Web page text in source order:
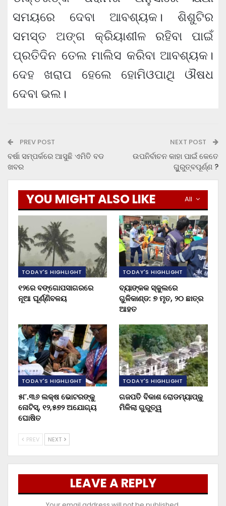
ସମୟରେ ଦେବା ଆବଶ୍ୟକ। ଶିଶୁଟିର
ସମସ୍ତ ଅଙ୍ଗ କ୍ରିୟାଶୀଳ ରହିବା ପାଇଁ
ପ୍ରତିଦିନ ତେଲ ମାଲିସ କରିବା ଆବଶ୍ୟକ।
ଦେହ ଖରାପ ହେଲେ ହୋମିଓପାଥି ଔଷଧ
ଦେବା ଭଲ।
PREV POST
ବର୍ଷା ସମ୍ପର୍କରେ ଆସୁଛି ଏମିତି ବଡ
ଖବର
NEXT POST
ଉପନିର୍ବାଚନ କାହା ପାଇଁ କେତେ
ଗୁୁରୁତ୍ବପୂର୍ଣ୍ଣ ?
All
YOU MIGHT ALSO LIKE
TODAY'S HIGHLIGHT
୧୨ରେ ବଙ୍ଗୋପସାଗରରେ
ନୂଆ ଘୂର୍ଣ୍ଣିବଳୟ
TODAY'S HIGHLIGHT
ବ୍ୟାଙ୍କକ ସ୍କୁଲରେ
ଗୁଳିକାଣ୍ଡ: ୭ ମୃତ, ୨୦ ଛାତ୍ର
ଆହତ
TODAY'S HIGHLIGHT
୫୮.୩୬ ଲକ୍ଷ ଭୋଟରଙ୍କୁ
ନୋଟିସ୍‌, ୧୨,୫୭୨ ଅଯୋଗ୍ୟ
ଘୋଷିତ
TODAY'S HIGHLIGHT
ଗଜପତି ବିକାଶ ରୋଡମ୍ୟାପ୍‌କୁ
ମିଳିଲା ଗୁରୁତ୍ୱ
PREV NEXT
LEAVE A REPLY